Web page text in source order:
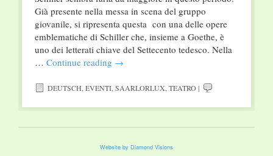
Già presente nella messa in scena del gruppo
giovanile, si ripresenta questa con una delle opere
emblematiche di Schiller che, insieme a Goethe, è
uno dei letterati chiave del Settecento tedesco. Nella
… Continue reading →
DEUTSCH,EVENTI,SAARLORLUX,TEATRO|
Website by Diamond Visions